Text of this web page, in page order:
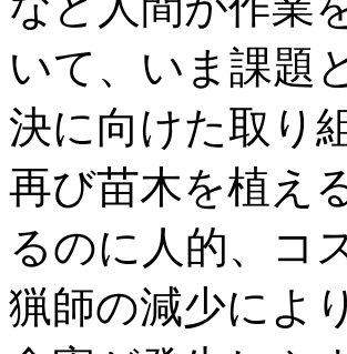
いて、いま課題
決に向けた取り
再び苗木を植え
るのに人的、コ
猟師の減少によ